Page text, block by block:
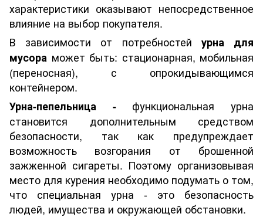
характеристики оказывают непосредственное
влияние на выбор покупателя.
В зависимости от потребностей урна для
мусора может быть: стационарная, мобильная
(переносная), с опрокидывающимся
контейнером.
Урна-пепельница - функциональная урна
становится дополнительным средством
безопасности, так как предупреждает
возможность возгорания от брошенной
зажженной сигареты. Поэтому организовывая
место для курения необходимо подумать о том,
что специальная урна - это безопасность
людей, имущества и окружающей обстановки.